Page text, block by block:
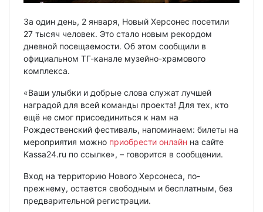
За один день, 2 января, Новый Херсонес посетили
27 тысяч человек. Это стало новым рекордом
дневной посещаемости. Об этом сообщили в
официальном ТГ-канале музейно-храмового
комплекса.
«Ваши улыбки и добрые слова служат лучшей
наградой для всей команды проекта! Для тех, кто
ещё не смог присоединиться к нам на
Рождественский фестиваль, напоминаем: билеты на
мероприятия можно приобрести онлайн на сайте
Kassa24.ru по ссылке», – говорится в сообщении.
Вход на территорию Нового Херсонеса, по-
прежнему, остается свободным и бесплатным, без
предварительной регистрации.